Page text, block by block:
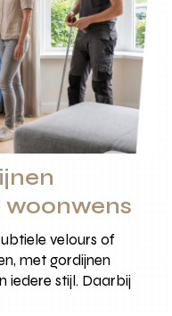
woonwens
velours of
met gordijnen
iedere stijl. Daarbij